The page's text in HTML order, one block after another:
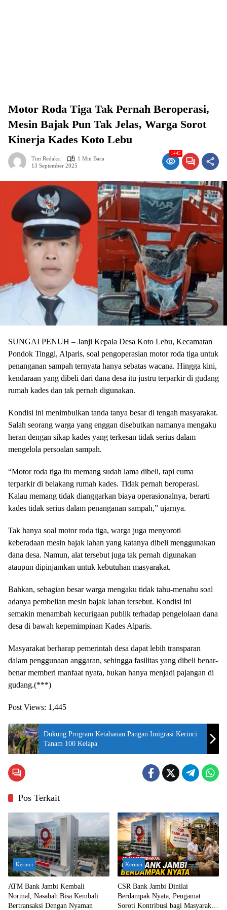
Motor Roda Tiga Tak Pernah Beroperasi,
Mesin Bajak Pun Tak Jelas, Warga Sorot
Kinerja Kades Koto Lebu
Tim Redaksi
1 Min Baca
13 September 2025
1445
SUNGAI PENUH – Janji Kepala Desa Koto Lebu, Kecamatan
Pondok Tinggi, Alparis, soal pengoperasian motor roda tiga untuk
penanganan sampah ternyata hanya sebatas wacana. Hingga kini,
kendaraan yang dibeli dari dana desa itu justru terparkir di gudang
rumah kades dan tak pernah digunakan.
Kondisi ini menimbulkan tanda tanya besar di tengah masyarakat.
Salah seorang warga yang enggan disebutkan namanya mengaku
heran dengan sikap kades yang terkesan tidak serius dalam
mengelola persoalan sampah.
“Motor roda tiga itu memang sudah lama dibeli, tapi cuma
terparkir di belakang rumah kades. Tidak pernah beroperasi.
Kalau memang tidak dianggarkan biaya operasionalnya, berarti
kades tidak serius dalam penanganan sampah,” ujarnya.
Tak hanya soal motor roda tiga, warga juga menyoroti
keberadaan mesin bajak lahan yang katanya dibeli menggunakan
dana desa. Namun, alat tersebut juga tak pernah digunakan
ataupun dipinjamkan untuk kebutuhan masyarakat.
Bahkan, sebagian besar warga mengaku tidak tahu-menahu soal
adanya pembelian mesin bajak lahan tersebut. Kondisi ini
semakin menambah kecurigaan publik terhadap pengelolaan dana
desa di bawah kepemimpinan Kades Alparis.
Masyarakat berharap pemerintah desa dapat lebih transparan
dalam penggunaan anggaran, sehingga fasilitas yang dibeli benar-
benar memberi manfaat nyata, bukan hanya menjadi pajangan di
gudang.(***)
Post Views: 1,445
Dukung Program Ketahanan Pangan Imigrasi Kerinci
Tanam 100 Kelapa
Pos Terkait
Kerinci
ATM Bank Jambi Kembali
Normal, Nasabah Bisa Kembali
Bertransaksi Dengan Nyaman
Kerinci
CSR Bank Jambi Dinilai
Berdampak Nyata, Pengamat
Soroti Kontribusi bagi Masyarakat